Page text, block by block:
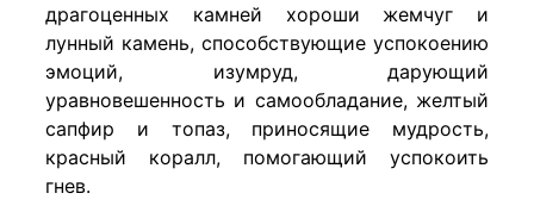
драгоценных камней хороши жемчуг и
лунный камень, способствующие успокоению
эмоций, изумруд, дарующий
уравновешенность и самообладание, желтый
сапфир и топаз, приносящие мудрость,
красный коралл, помогающий успокоить
гнев.